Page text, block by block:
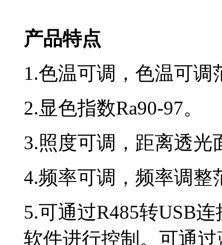
产品特点
1.色温可调，色温可调
2.显色指数Ra90-97。
3.照度可调，距离透光
4.频率可调，频率调整
5.可通过R485转USB
软件进行控制。可通